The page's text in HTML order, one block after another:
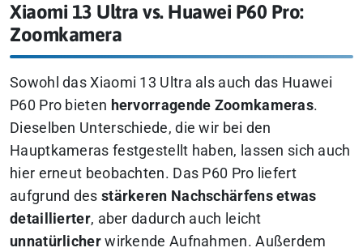
Xiaomi 13 Ultra vs. Huawei P60 Pro:
Zoomkamera
Sowohl das Xiaomi 13 Ultra als auch das Huawei
P60 Pro bieten hervorragende Zoomkameras.
Dieselben Unterschiede, die wir bei den
Hauptkameras festgestellt haben, lassen sich auch
hier erneut beobachten. Das P60 Pro liefert
aufgrund des stärkeren Nachschärfens etwas
detaillierter, aber dadurch auch leicht
unnatürlicherwirkende Aufnahmen. Außerdem